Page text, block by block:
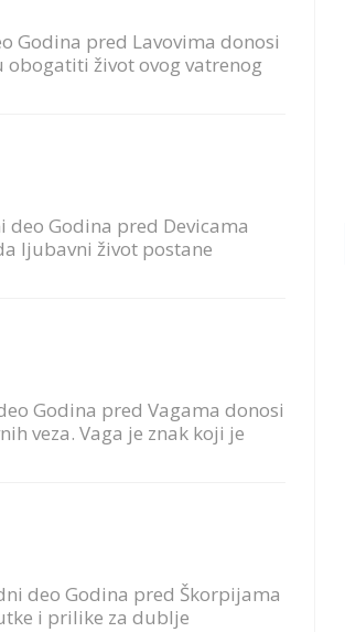
Godina pred Lavovima donosi
život ovog vatrenog
deo Godina pred Devicama
ljubavni život postane
Godina pred Vagama donosi
veza. Vaga je znak koji je
deo Godina pred Škorpijama
i prilike za dublje